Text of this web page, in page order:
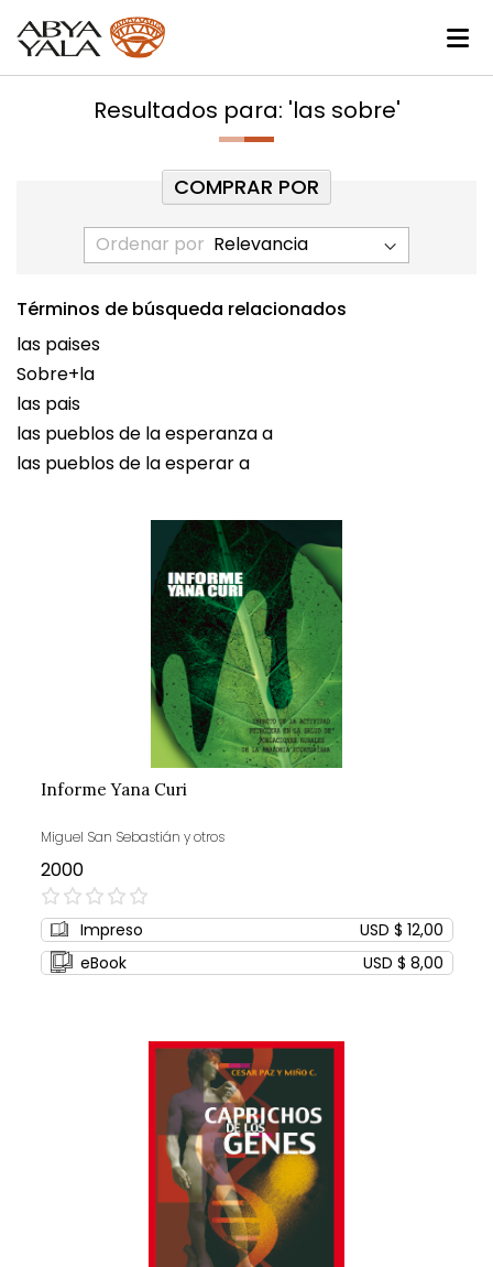
Resultados para: 'las sobre'
Ordenar por
Términos de búsqueda relacionados
las paises
Sobre+la
las pais
las pueblos de la esperanza a
las pueblos de la esperar a
Informe Yana Curi
Miguel San Sebastián y otros
2000
0%
Impreso
USD $ 12,00
eBook
USD $ 8,00
COMPRAR POR